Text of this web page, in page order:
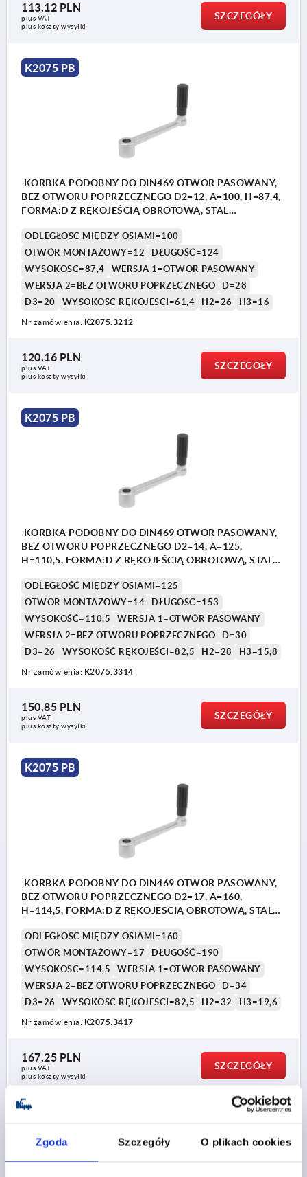
Zgoda Szczegóły O plikach cookies
113,12 PLN
plus VAT
plus koszty wysyłki
SZCZEGÓŁY
K2075 PB
KORBKA PODOBNY DO DIN469 OTWOR PASOWANY,
BEZ OTWORU POPRZECZNEGO D2=12, A=100, H=87,4,
FORMA:D Z RĘKOJEŚCIĄ OBROTOWĄ, STAL
CIEMNOSZARY RAL7021
ODLEGŁOŚĆ MIĘDZY OSIAMI=100
OTWÓR MONTAŻOWY=12
DŁUGOŚĆ=124
WYSOKOŚĆ=87,4
WERSJA 1=OTWÓR PASOWANY
WERSJA 2=BEZ OTWORU POPRZECZNEGO
D=28
D3=20
WYSOKOŚĆ RĘKOJEŚCI=61,4 H2=26 H3=16
Nr zamówienia: K2075.3212
120,16 PLN
plus VAT
plus koszty wysyłki
SZCZEGÓŁY
K2075 PB
KORBKA PODOBNY DO DIN469 OTWOR PASOWANY,
BEZ OTWORU POPRZECZNEGO D2=14, A=125,
H=110,5, FORMA:D Z RĘKOJEŚCIĄ OBROTOWĄ, STAL
CIEMNOSZARY RAL7021
ODLEGŁOŚĆ MIĘDZY OSIAMI=125
OTWÓR MONTAŻOWY=14
DŁUGOŚĆ=153
WYSOKOŚĆ=110,5
WERSJA 1=OTWÓR PASOWANY
WERSJA 2=BEZ OTWORU POPRZECZNEGO
D=30
D3=26
WYSOKOŚĆ RĘKOJEŚCI=82,5 H2=28 H3=15,8
Nr zamówienia: K2075.3314
150,85 PLN
plus VAT
plus koszty wysyłki
SZCZEGÓŁY
K2075 PB
KORBKA PODOBNY DO DIN469 OTWOR PASOWANY,
BEZ OTWORU POPRZECZNEGO D2=17, A=160,
H=114,5, FORMA:D Z RĘKOJEŚCIĄ OBROTOWĄ, STAL
CIEMNOSZARY RAL7021
ODLEGŁOŚĆ MIĘDZY OSIAMI=160
OTWÓR MONTAŻOWY=17
DŁUGOŚĆ=190
WYSOKOŚĆ=114,5
WERSJA 1=OTWÓR PASOWANY
WERSJA 2=BEZ OTWORU POPRZECZNEGO
D=34
D3=26
WYSOKOŚĆ RĘKOJEŚCI=82,5 H2=32 H3=19,6
Nr zamówienia: K2075.3417
167,25 PLN
plus VAT
plus koszty wysyłki
SZCZEGÓŁY